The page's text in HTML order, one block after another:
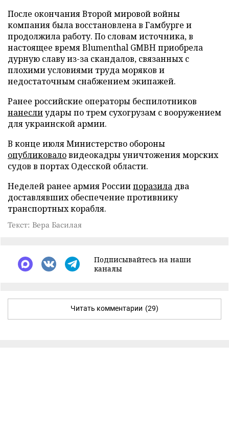
После окончания Второй мировой войны
компания была восстановлена в Гамбурге и
продолжила работу. По словам источника, в
настоящее время Blumenthal GMBH приобрела
дурную славу из-за скандалов, связанных с
плохими условиями труда моряков и
недостаточным снабжением экипажей.
Ранее российские операторы беспилотников
нанеслиудары по трем сухогрузам с вооружением
для украинской армии.
В конце июля Министерство обороны
опубликоваловидеокадры уничтожения морских
судов в портах Одесской области.
Неделей ранее армия Россиипоразила два
доставлявших обеспечение противнику
транспортных корабля.
Текст: Вера Басилая
Подписывайтесь на наши
каналы
Читать комментарии (29)